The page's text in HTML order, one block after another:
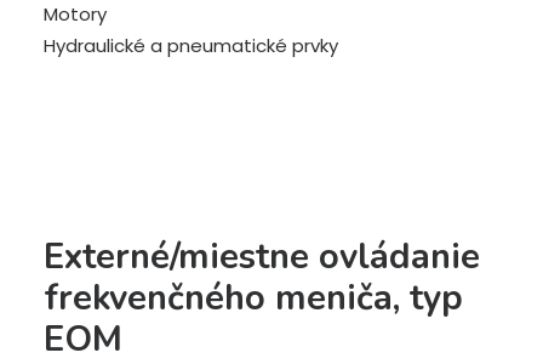
Motory
Hydraulické a pneumatické prvky
Externé/miestne ovládanie
frekvenčného meniča, typ
EOM